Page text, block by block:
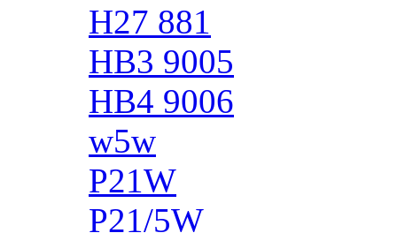
H27 881
HB3 9005
HB4 9006
w5w
P21W
P21/5W